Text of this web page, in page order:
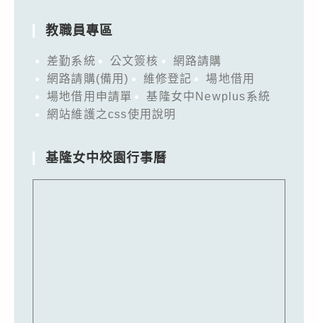
教職員專區
差勤系統 公文簽核
網路請購
網路請購(備用)
維修登記
場地借用
場地借用申請單
基隆女中Newplus系統
網站維護之css使用說明
基隆女中校園行事曆